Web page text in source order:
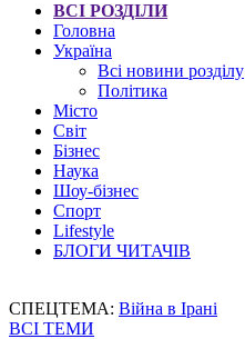
ВСІ РОЗДІЛИ
Головна
Україна
Всі новини розділу
Політика
Місто
Світ
Бізнес
Наука
Шоу-бізнес
Спорт
Lifestyle
БЛОГИ ЧИТАЧІВ
СПЕЦТЕМА: Війна в Ірані
ВСІ ТЕМИ